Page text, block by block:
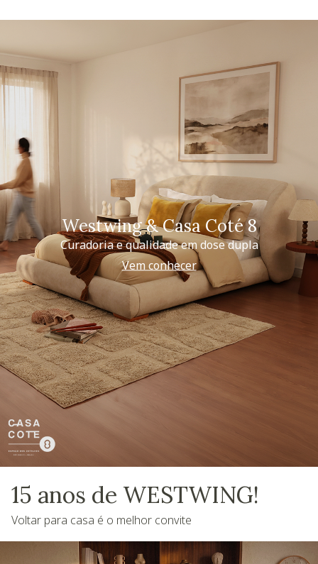
Westwing & Casa Coté 8
Curadoria e qualidade em dose dupla
Vem conhecer
15 anos de WESTWING!
Voltar para casa é o melhor convite